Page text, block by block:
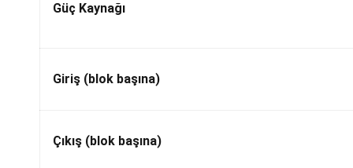
Güç Kaynağı
Giriş (blok başına)
Çıkış (blok başına)